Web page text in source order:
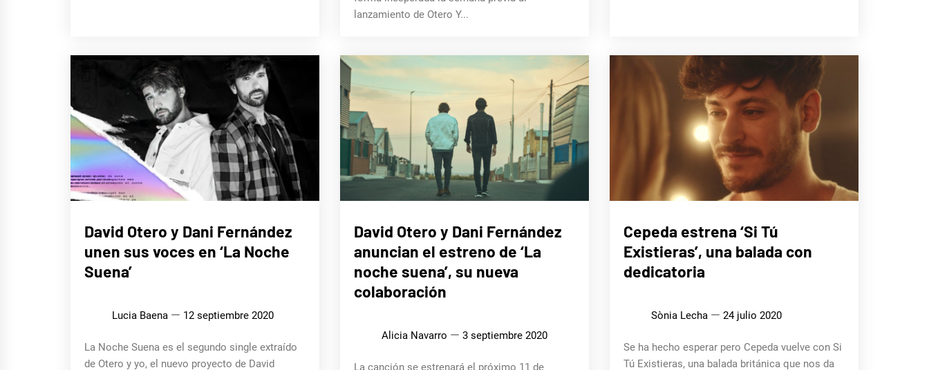
lanzamiento de Otero Y...
David Otero y Dani Fernández
unen sus voces en ‘La Noche
Suena’
Lucia Baena 12 septiembre 2020
La Noche Suena es el segundo single extraído
de Otero y yo, el nuevo proyecto de David
David Otero y Dani Fernández
anuncian el estreno de ‘La
noche suena’, su nueva
colaboración
Alicia Navarro 3 septiembre 2020
La canción se estrenará el próximo 11 de
Cepeda estrena ‘Si Tú
Existieras’, una balada con
dedicatoria
Sònia Lecha 24 julio 2020
Se ha hecho esperar pero Cepeda vuelve con Si
Tú Existieras, una balada británica que nos da